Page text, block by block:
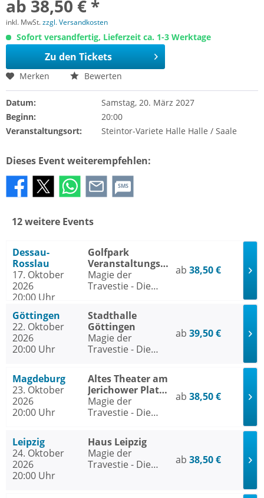
ab 38,50 € *
inkl. MwSt.zzgl. Versandkosten
Sofort versandfertig, Lieferzeit ca. 1-3 Werktage
Zu den Tickets
Merken Bewerten
Datum:
Samstag, 20. März 2027
Beginn:
20:00
Veranstaltungsort:
Steintor-Variete Halle Halle / Saale
Dieses Event weiterempfehlen:
SMS
12 weitere Events
Dessau-
Rosslau
17. Oktober
2026
20:00 Uhr
Golfpark
Veranstaltungszentrum
Dessau-Rosslau
Magie der
Travestie - Die
ab 38,50 €
Göttingen
22. Oktober
2026
20:00 Uhr
Stadthalle
Göttingen
Magie der
Travestie - Die
ab 39,50 €
Magdeburg
23. Oktober
2026
20:00 Uhr
Altes Theater am
Jerichower Platz
Magdeburg
Magie der
Travestie - Die
ab 38,50 €
Leipzig
24. Oktober
2026
20:00 Uhr
Haus Leipzig
Magie der
Travestie - Die
ab 38,50 €